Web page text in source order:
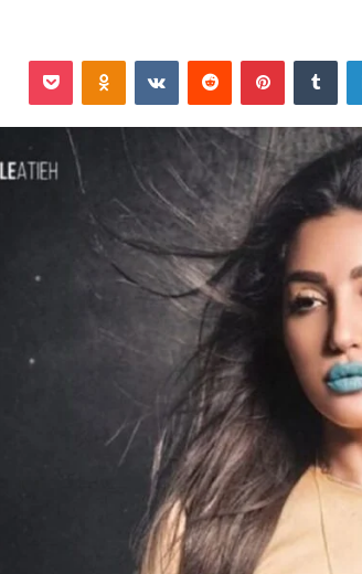
لينكدإن ‏Tumblr بينتيريست ‏Reddit
‏VKontakte
Odnoklassniki
‫Pocket